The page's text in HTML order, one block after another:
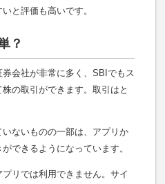
と評価も高いです。
？
会社が非常に多く、SBIでもス
の取引ができます。取引はと
ないものの一部は、アプリか
できるようになっています。
リでは利用できません。サイ